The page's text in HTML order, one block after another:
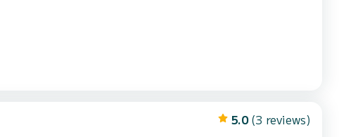
5.0 (3 reviews)